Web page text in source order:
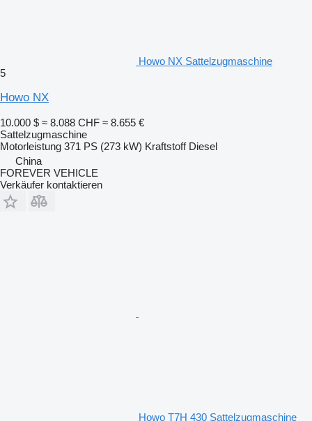
Howo NX Sattelzugmaschine
5
Howo NX
10.000 $ ≈ 8.088 CHF ≈ 8.655 €
Sattelzugmaschine
Motorleistung 371 PS (273 kW) Kraftstoff Diesel
China
FOREVER VEHICLE
Verkäufer kontaktieren
Howo T7H 430 Sattelzugmaschine